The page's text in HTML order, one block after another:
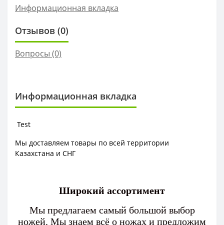
Информационная вкладка
Отзывов (0)
Вопросы (0)
Информационная вкладка
Test
Мы доставляем товары по всей территории
Казахстана и СНГ
Широкий ассортимент
Мы предлагаем самый большой выбор
ножей. Мы знаем всё о ножах и предложим